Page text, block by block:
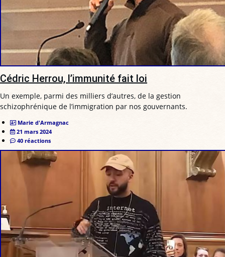
Cédric Herrou, l’immunité fait loi
Un exemple, parmi des milliers d’autres, de la gestion
schizophrénique de l’immigration par nos gouvernants.
Marie d'Armagnac
21 mars 2024
40 réactions